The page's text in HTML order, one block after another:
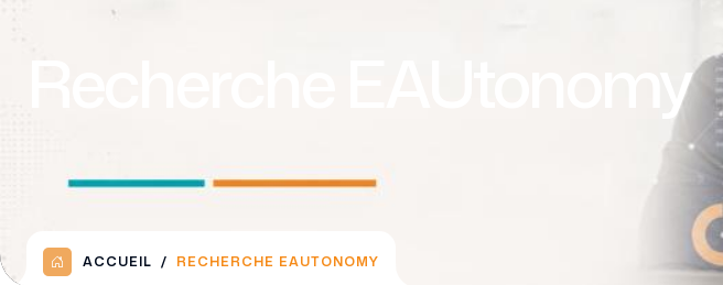
Recherche EAUtonomy
ACCUEIL RECHERCHE EAUTONOMY